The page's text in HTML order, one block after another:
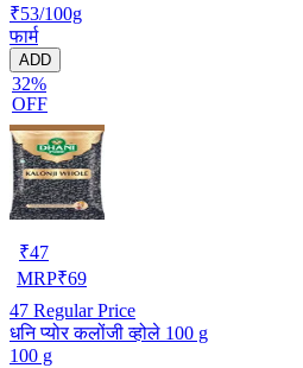
₹53/100g
फार्म
ADD
32%
OFF
₹47
MRP₹69
47 Regular Price
धनि प्योर कलोंजी व्होले 100 g
100 g